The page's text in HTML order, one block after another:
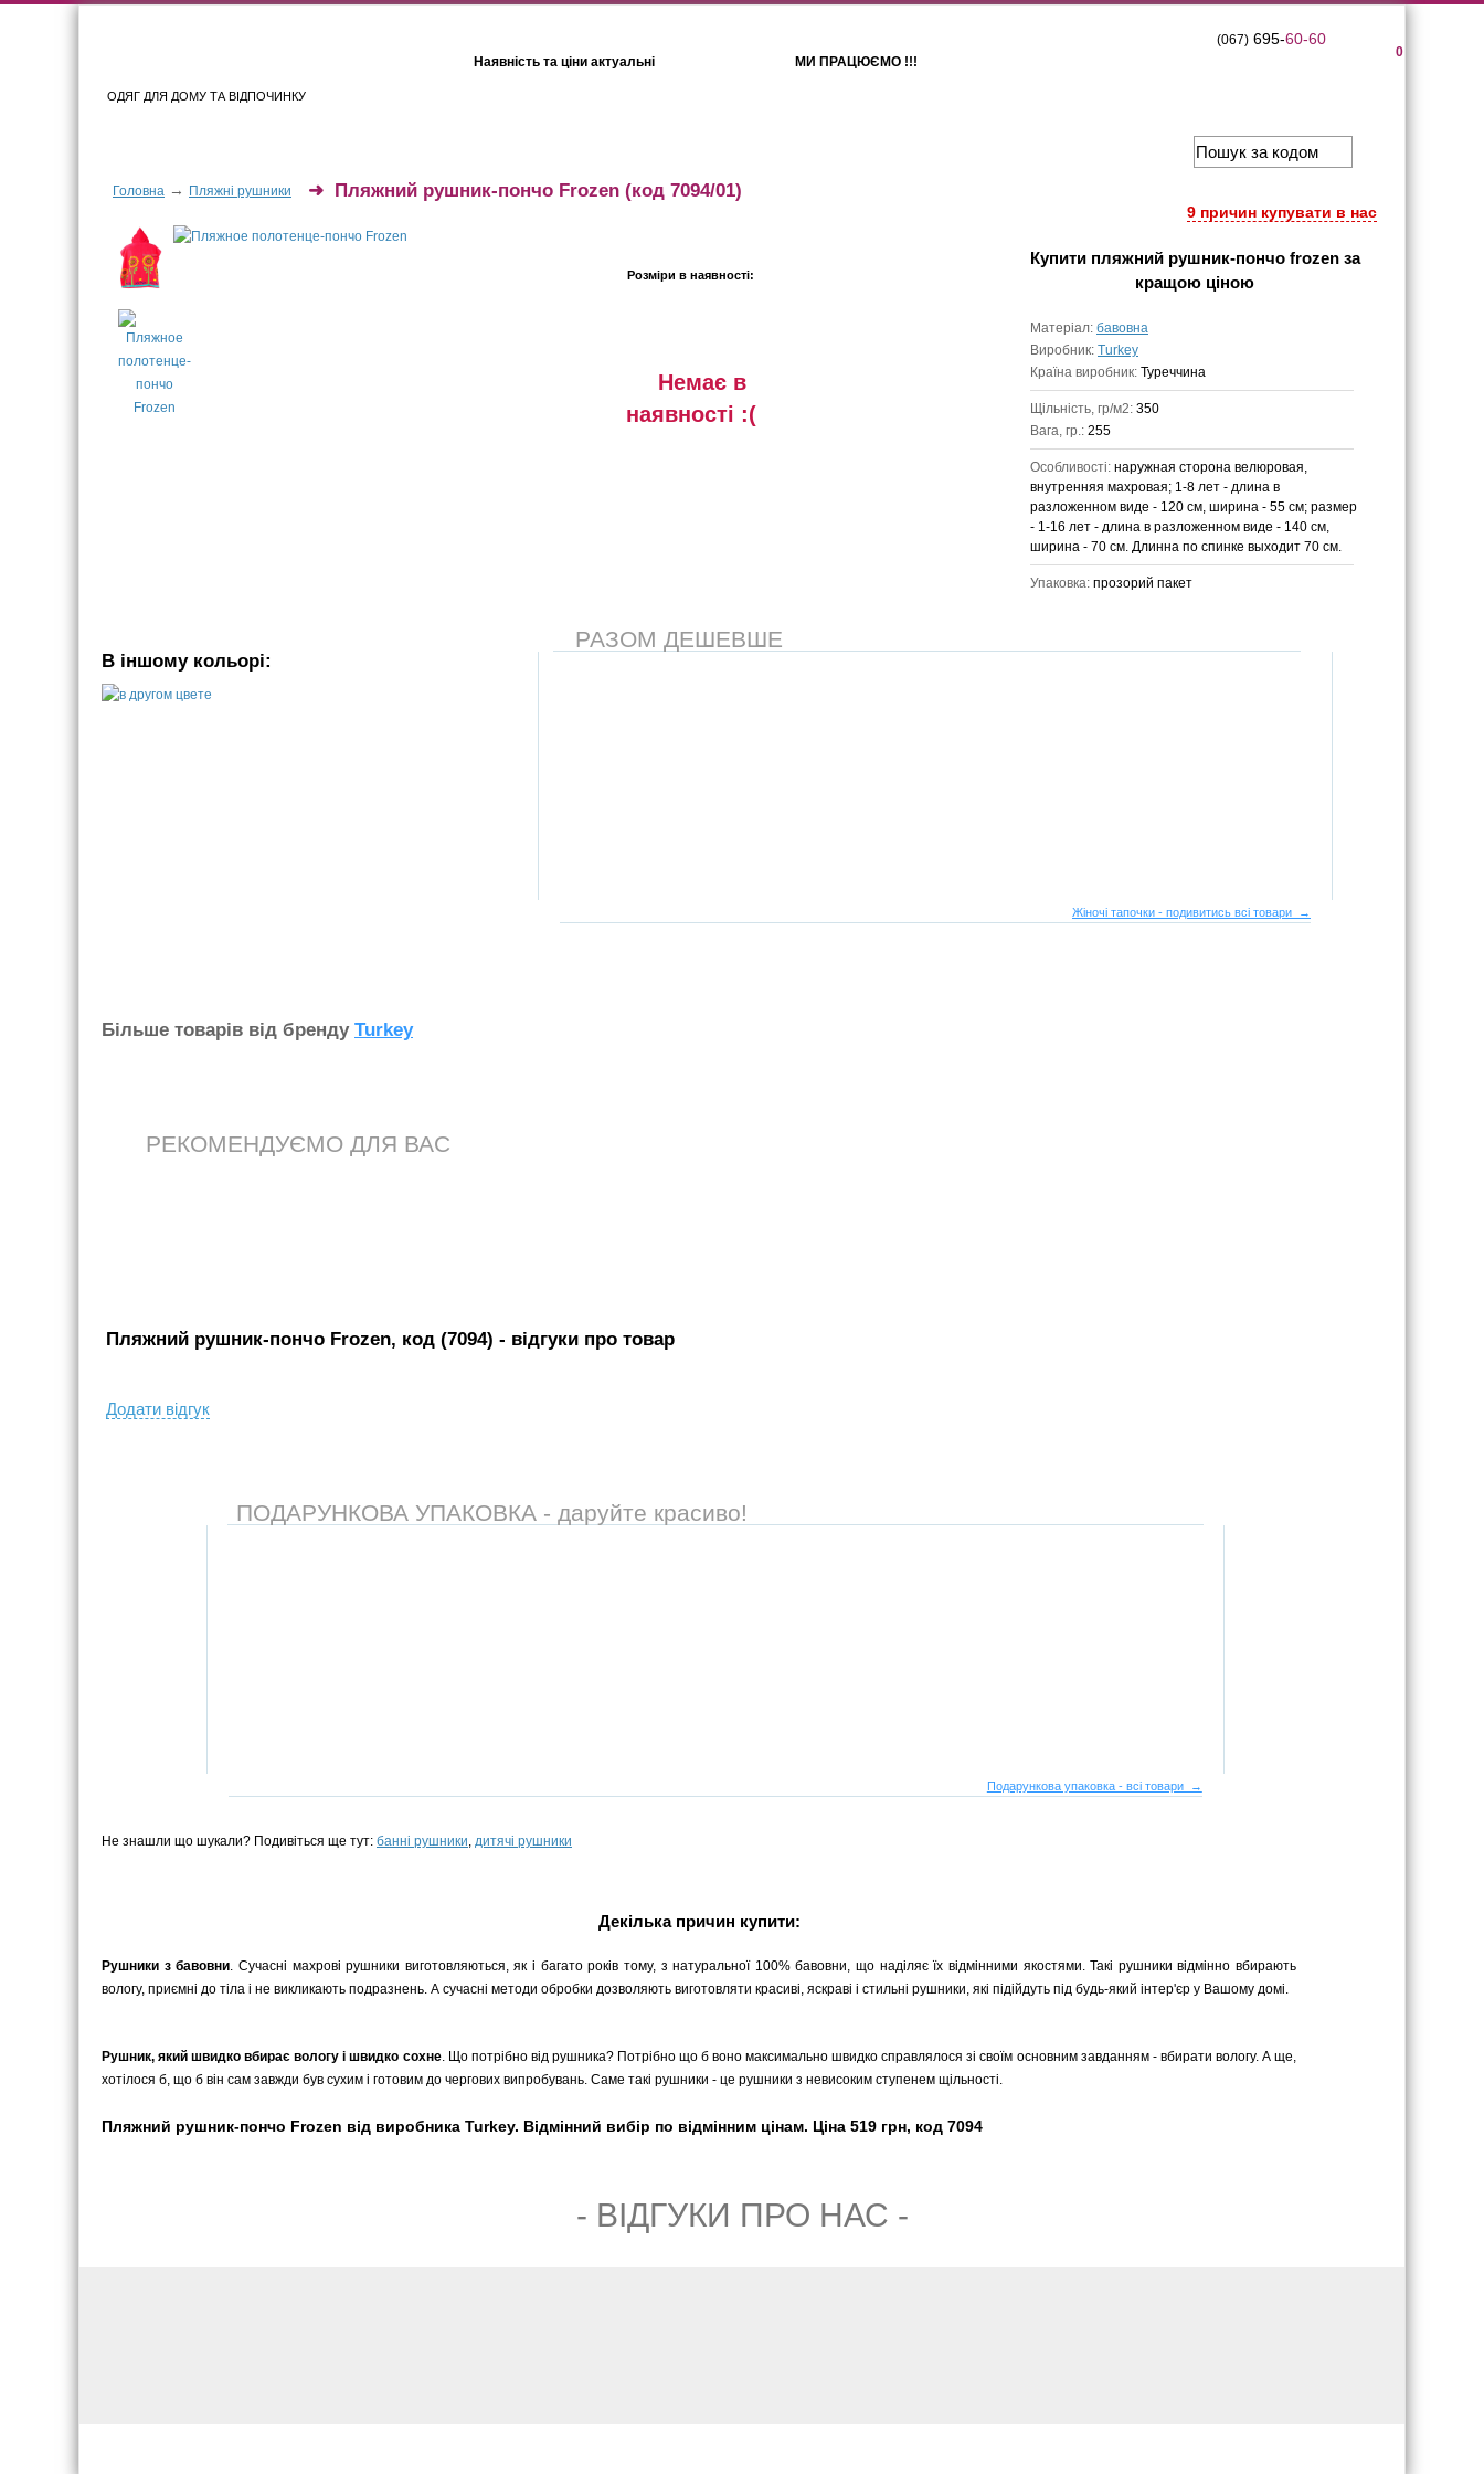
ОДЯГ ДЛЯ ДОМУ ТА ВІДПОЧИНКУ
Наявність та ціни актуальні МИ ПРАЦЮЄМО !!!
0
(067)695-60-60
Головна → Пляжні рушники
9 причин купувати в нас
➜ Пляжний рушник-пончо Frozen (код 7094/01)
Розміри в наявності:
Немає в
наявностi :(
Купити пляжний рушник-пончо frozenза
кращою ціною
Матеріал: бавовна
Виробник: Turkey
Країна виробник: Туреччина
Щільність, гр/м2: 350
Вага, гр.: 255
Особливості: наружная сторона велюровая,
внутренняя махровая; 1-8 лет - длина в
разложенном виде - 120 см, ширина - 55 см; размер
- 1-16 лет - длина в разложенном виде - 140 см,
ширина - 70 см. Длинна по спинке выходит 70 см.
Упаковка: прозорий пакет
В іншому кольорі:
РАЗОМ ДЕШЕВШЕ
Жіночі тапочки - подивитись всі товари →
Бiльше товарiв вiд бренду Turkey
РЕКОМЕНДУЄМО ДЛЯ ВАС
Пляжний рушник-пончо Frozen, код (7094) - вiдгуки про товар
Додати вiдгук
ПОДАРУНКОВА УПАКОВКА - даруйте красиво!
Подарункова упаковка - всі товари →
Не знашли що шукали? Подивіться ще тут: банні рушники, дитячі рушники
Декілька причин купити:
Рушники з бавовни. Сучасні махрові рушники виготовляються, як і багато років тому, з натуральної 100% бавовни, що наділяє їх відмінними якостями. Такі рушники відмінно вбирають
вологу, приємні до тіла і не викликають подразнень. А сучасні методи обробки дозволяють виготовляти красиві, яскраві і стильні рушники, які підійдуть під будь-який інтер'єр у Вашому домі.
Рушник, який швидко вбирає вологу і швидко сохне. Що потрібно від рушника? Потрібно що б воно максимально швидко справлялося зі своїм основним завданням - вбирати вологу. А ще,
хотілося б, що б він сам завжди був сухим і готовим до чергових випробувань. Саме такі рушники - це рушники з невисоким ступенем щільності.
Пляжний рушник-пончо Frozen від виробника Turkey. Відмінний вибір по відмінним цінам. Ціна 519 грн, код 7094
- ВIДГУКИ ПРО НАС -